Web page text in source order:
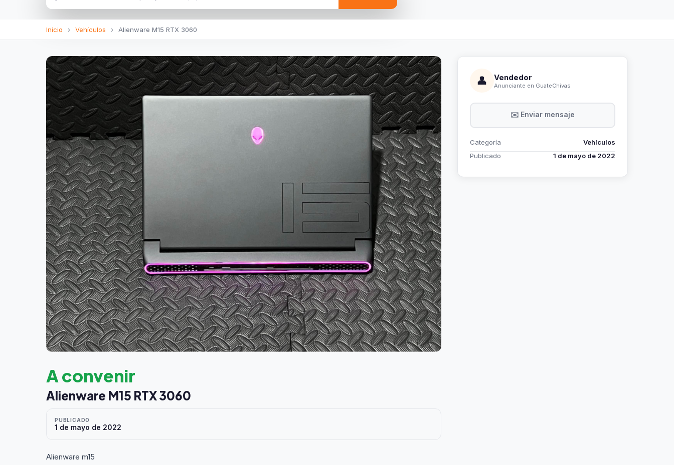
Inicio › Vehículos › Alienware M15 RTX 3060
A convenir
Alienware M15 RTX 3060
PUBLICADO
1 de mayo de 2022
Alienware m15
👤 Vendedor
Anunciante en GuateChivas
✉️ Enviar mensaje
Categoría
Vehículos
Publicado
1 de mayo de 2022